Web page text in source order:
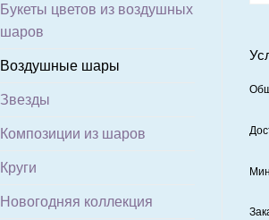
Букеты цветов из воздушных
шаров
Воздушные шары
Звезды
Композиции из шаров
Круги
Новогодняя коллекция